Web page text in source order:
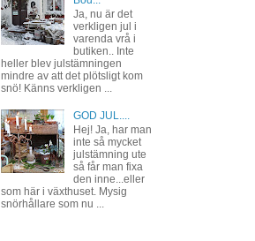
Ja, nu är det
verkligen jul i
varenda vrå i
butiken.. Inte
heller blev julstämningen
mindre av att det plötsligt kom
snö! Känns verkligen ...
GOD JUL....
Hej! Ja, har man
inte så mycket
julstämning ute
så får man fixa
den inne...eller
som här i växthuset. Mysig
snörhållare som nu ...